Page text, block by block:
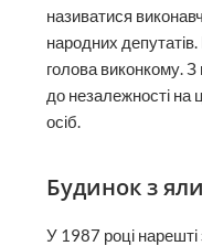
називатися
народних депутатів.
голова виконкому. З
до незалежності на
осіб.
Будинок з
У 1987 році